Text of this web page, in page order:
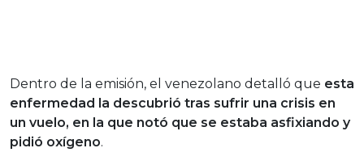
Dentro de la emisión, el venezolano detalló que esta
enfermedad la descubrió tras sufrir una crisis en
un vuelo, en la que notó que se estaba asfixiando y
pidió oxígeno.